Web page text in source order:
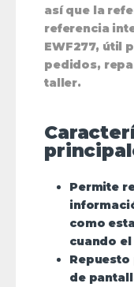
así que la
referencia
EWF277, útil
pedidos,
taller.
Permite
como
cuando
de